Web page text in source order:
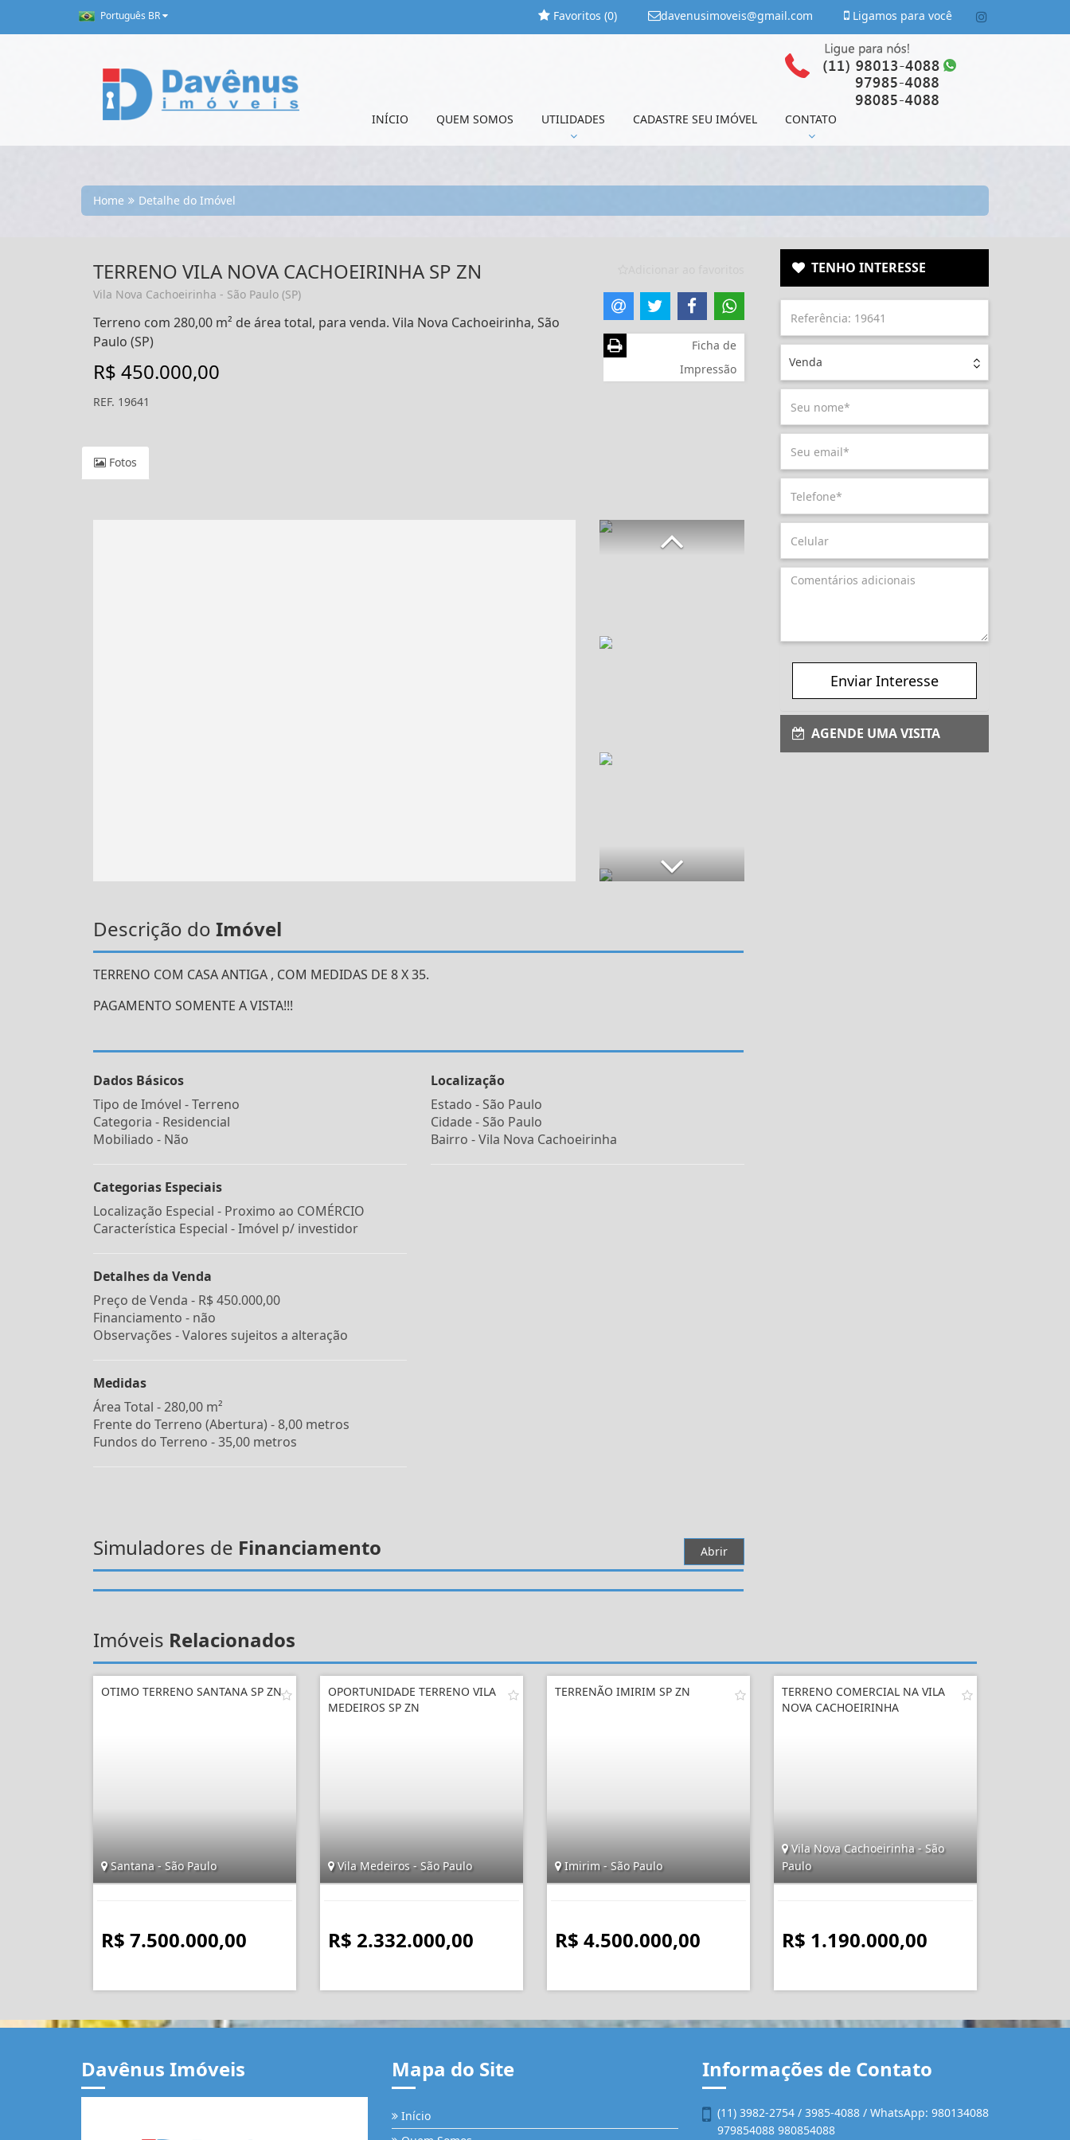
Português BR Ligamos para você
davenusimoveis@gmail.com
Favoritos (0)
INÍCIO QUEM SOMOS UTILIDADES CADASTRE SEU IMÓVEL CONTATO
Home Detalhe do Imóvel
TERRENO VILA NOVA CACHOEIRINHA SP ZN
Vila Nova Cachoeirinha - São Paulo (SP)
Terreno com 280,00 m² de área total, para venda. Vila Nova Cachoeirinha, São
Paulo (SP)
R$ 450.000,00
REF. 19641
Ficha de
Impressão
Fotos
Descrição do Imóvel
TERRENO COM CASA ANTIGA , COM MEDIDAS DE 8 X 35.
PAGAMENTO SOMENTE A VISTA!!!
Dados Básicos
Tipo de Imóvel - Terreno
Categoria - Residencial
Mobiliado - Não
Categorias Especiais
Localização Especial - Proximo ao COMÉRCIO
Característica Especial - Imóvel p/ investidor
Detalhes da Venda
Preço de Venda - R$ 450.000,00
Financiamento - não
Observações - Valores sujeitos a alteração
Medidas
Área Total - 280,00 m²
Frente do Terreno (Abertura) - 8,00 metros
Fundos do Terreno - 35,00 metros
Localização
Estado - São Paulo
Cidade - São Paulo
Bairro -Vila Nova Cachoeirinha
Simuladores de Financiamento Abrir
TENHO INTERESSE
Venda
Enviar Interesse
AGENDE UMA VISITA
Imóveis Relacionados
OTIMO TERRENO SANTANA SP ZN
Santana - São Paulo
R$ 7.500.000,00
OPORTUNIDADE TERRENO VILA
MEDEIROS SP ZN
Vila Medeiros - São Paulo
R$ 2.332.000,00
TERRENÃO IMIRIM SP ZN
Imirim - São Paulo
R$ 4.500.000,00
TERRENO COMERCIAL NA VILA
NOVA CACHOEIRINHA
Vila Nova Cachoeirinha - São
Paulo
R$ 1.190.000,00
Davênus Imóveis Mapa do Site
Início
Informações de Contato
(11) 3982-2754 / 3985-4088 / WhatsApp: 980134088
979854088 980854088